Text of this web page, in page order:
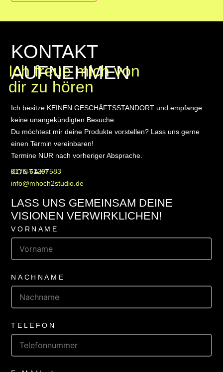
KONTAKT
AUFNEHMEN
Ich freue mich von
dir zu hören
Ich besitze KEINEN GESCHÄFTSSTANDORT und empfange
keine unangekündigten Besuche.
Du möchtest mir deine Produkte vorstellen? Lass uns gerne
einen Termin vereinbaren!
Termine NUR nach vorheriger Absprache.
KONTAKT
0176-61297583
info@mhoch2studio.de
LASS UNS GEMEINSAM DEINE
VISIONEN VERWIRKLICHEN!
VORNAME
NACHNAME
TELEFON